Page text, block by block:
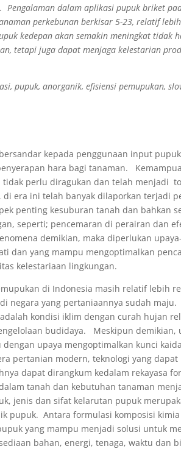
Pengalaman dalam aplikasi pupuk briket
perkebunan berkisar 5-23, relatif
kedepan akan semakin meningkat tidak
tetapi juga dapat menjaga kelestarian
pupuk, anorganik, efisiensi pemupukan,
kepada penggunaan input
hara bagi tanaman.
perlu diragukan dan telah menjadi
di era ini telah banyak dilaporkan terjadi
penting kesuburan tanah dan bahkan
seperti; pencemaran di perairan dan
demikian, maka diperlukan
dan yang mampu mengoptimalkan
kelestariaan lingkungan.
di Indonesia masih relatif lebih
negara yang pertaniaannya sudah
kondisi iklim dengan curah hujan
budidaya. Meskipun
upaya mengoptimalkan kunci
pertanian modern, teknologi yang
dapat dirangkum kedalam rekayasa
tanah dan kebutuhan tanaman
jenis dan sifat kelarutan pupuk
pupuk. Antara formulasi komposisi
yang mampu menjadi solusi untuk
bahan, energi, tenaga, waktu dan